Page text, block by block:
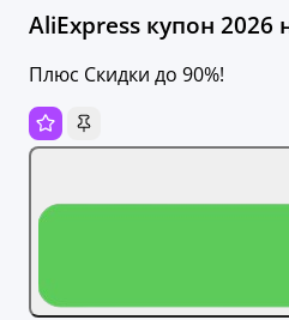
AliExpress купон 2026
Плюс Скидки до 90%!